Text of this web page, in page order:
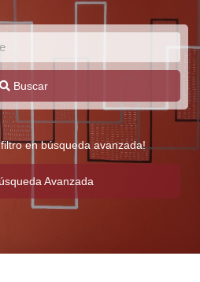
Buscar
en búsqueda avanzada!
Avanzada